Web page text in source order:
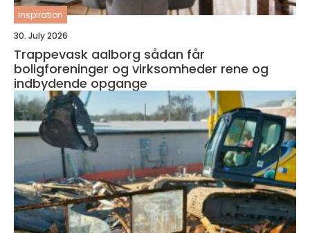
inspiration
30. July 2026
Trappevask aalborg sådan får
boligforeninger og virksomheder rene og
indbydende opgange